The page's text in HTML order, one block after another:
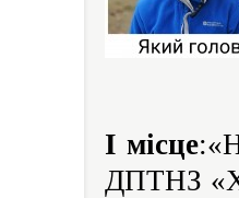
І місце
ДПТНЗ